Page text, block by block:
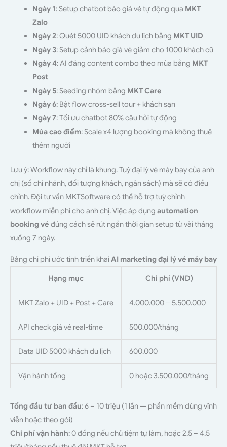
Ngày 1: Setup chatbot báo giá vé tự động qua MKT
Zalo
Ngày 2: Quét 5000 UID khách du lịch bằng MKT UID
Ngày 3: Setup cảnh báo giá vé giảm cho 1000 khách cũ
Ngày 4: AI đăng content combo theo mùa bằng MKT
Post
Ngày 5: Seeding nhóm bằng MKT Care
Ngày 6: Bật flow cross-sell tour + khách sạn
Ngày 7: Tối ưu chatbot 80% câu hỏi tự động
Mùa cao điểm: Scale x4 lượng booking mà không thuê
thêm người
Lưu ý: Workflow này chỉ là khung. Tuỳ đại lý vé máy bay của anh
chị (số chi nhánh, đối tượng khách, ngân sách) mà sẽ có điều
chỉnh. Đội tư vấn MKTSoftware có thể hỗ trợ tuỳ chỉnh
workflow miễn phí cho anh chị. Việc áp dụng automation
booking vé đúng cách sẽ rút ngắn thời gian setup từ vài tháng
xuống 7 ngày.
Bảng chi phí ước tính triển khaiAI marketing đại lý vé máy bay
Hạng mục Chi phí (VND)
MKT Zalo + UID + Post + Care 4.000.000 – 5.500.000
API check giá vé real-time 500.000/tháng
Data UID 5000 khách du lịch 600.000
Vận hành tổng 0 hoặc 3.500.000/tháng
Tổng đầu tư ban đầu: 6 – 10 triệu (1 lần — phần mềm dùng vĩnh
viễn hoặc theo gói)
Chi phí vận hành: 0 đồng nếu chủ tiệm tự làm, hoặc 2.5 – 4.5